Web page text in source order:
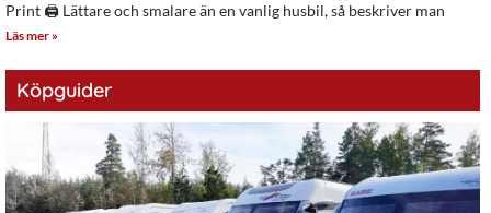
Print 🖨 Lättare och smalare än en vanlig husbil, så beskriver man
Läs mer »
Köpguider